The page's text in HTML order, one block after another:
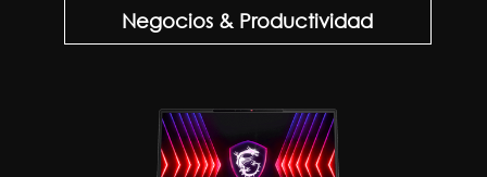
Negocios & Productividad